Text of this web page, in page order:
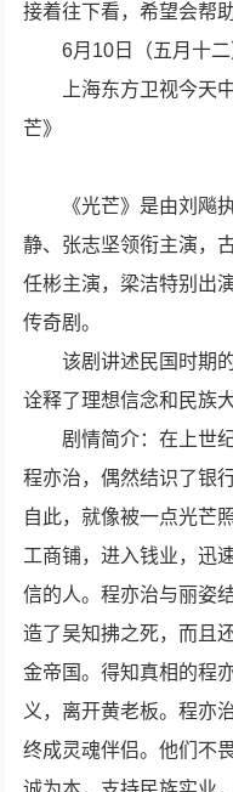
接着往下看，希望会帮
6月10日（五月十
上海东方卫视今天
芒》
《光芒》是由刘飚
静、张志坚领衔主演，
任彬主演，梁洁特别出
传奇剧。
该剧讲述民国时期
诠释了理想信念和民族
剧情简介：在上世
程亦治，偶然结识了银
自此，就像被一点光芒
工商铺，进入钱业，迅
信的人。程亦治与丽姿
造了吴知拂之死，而且
金帝国。得知真相的程
义，离开黄老板。程亦
终成灵魂伴侣。他们不